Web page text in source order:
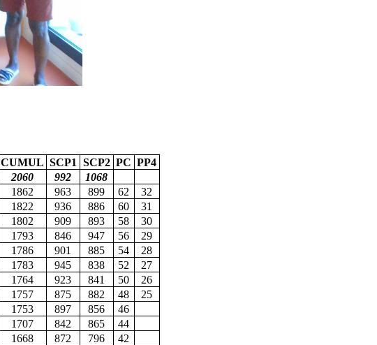
CUMUL SCP1 SCP2 PC PP4
2060 992
1068
1862 963 899 62
32
1822 936 886 60
31
1802 909 893 58
30
1793 846 947 56
29
1786 901 885 54
28
1783 945 838 52
27
1764 923 841 50
26
1757 875 882 48
25
1753 897 856
46
1707 842 865
44
1668 872 796
42